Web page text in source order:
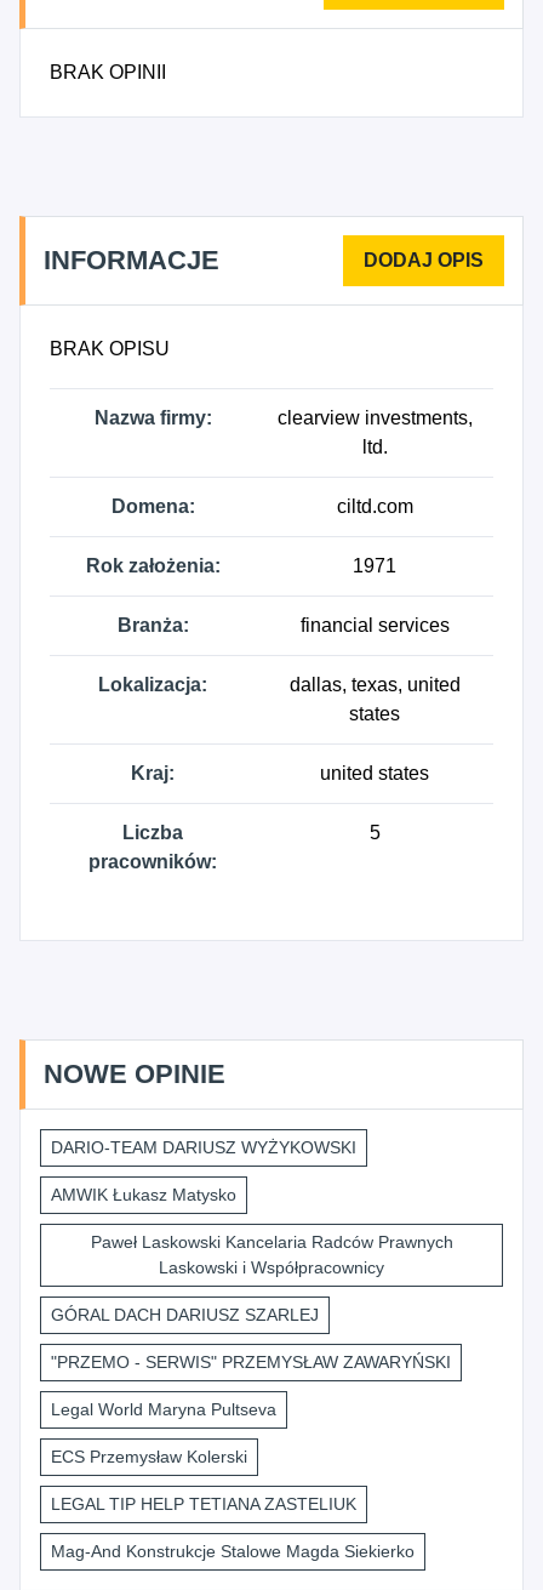
BRAK OPINII
INFORMACJE
BRAK OPISU
Nazwa firmy:
clearview investments,
ltd.
Domena: ciltd.com
Rok założenia: 1971
Branża: financial services
Lokalizacja:
dallas, texas, united
states
Kraj: united states
Liczba
pracowników:
5
NOWE OPINIE
DARIO-TEAM DARIUSZ WYŻYKOWSKI
AMWIK Łukasz Matysko
Paweł Laskowski Kancelaria Radców Prawnych
Laskowski i Współpracownicy
GÓRAL DACH DARIUSZ SZARLEJ
"PRZEMO - SERWIS" PRZEMYSŁAW ZAWARYŃSKI
Legal World Maryna Pultseva
ECS Przemysław Kolerski
LEGAL TIP HELP TETIANA ZASTELIUK
Mag-And Konstrukcje Stalowe Magda Siekierko